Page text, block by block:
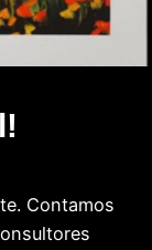
Contamos